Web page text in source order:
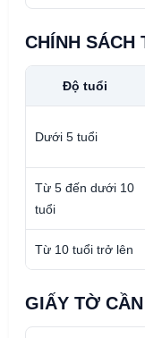
CHÍNH SÁCH
Độ tuổi
Dưới 5 tuổi
Từ 5 đến dưới 10
tuổi
Từ 10 tuổi trở lên
GIẤY TỜ